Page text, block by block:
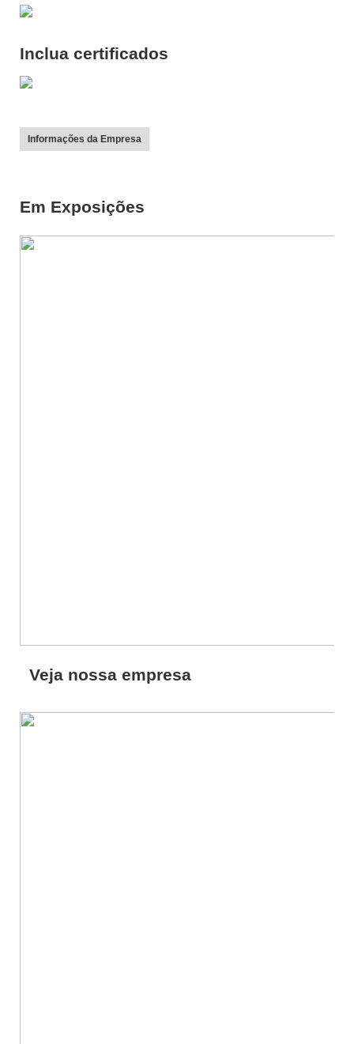
Inclua certificados
Informações da Empresa
Em Exposições
Veja nossa empresa